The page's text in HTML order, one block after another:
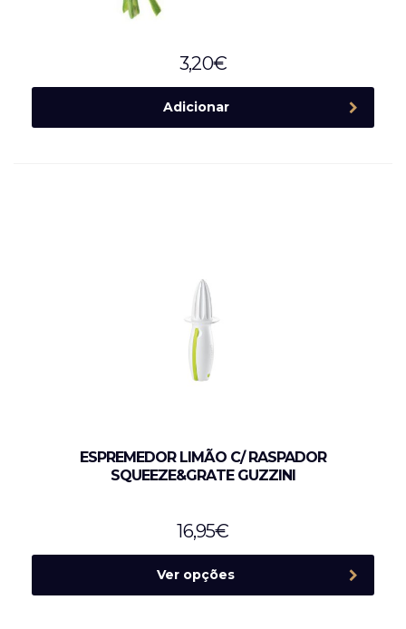
3,20€
Adicionar
ESPREMEDOR LIMÃO C/ RASPADOR
SQUEEZE&GRATE GUZZINI
16,95€
Ver opções